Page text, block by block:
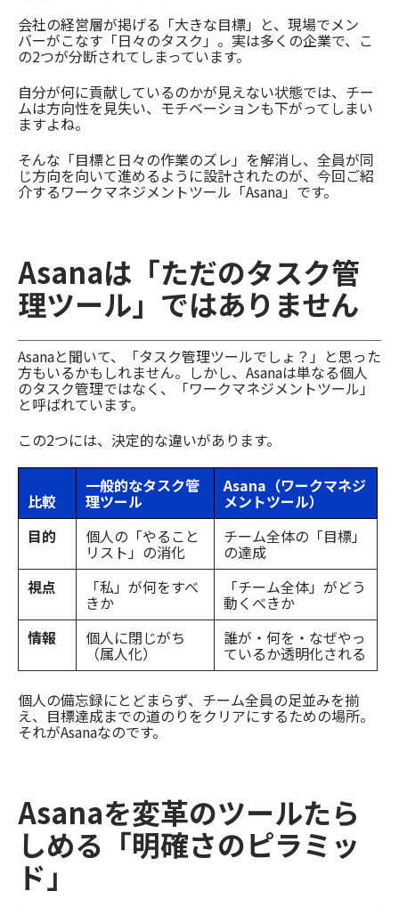
会社の経営層が掲げる「大きな目標」と、現場でメン
バーがこなす「日々のタスク」。実は多くの企業で、こ
の2つが分断されてしまっています。
自分が何に貢献しているのかが見えない状態では、チー
ムは方向性を見失い、モチベーションも下がってしまい
ますよね。
そんな「目標と日々の作業のズレ」を解消し、全員が同
じ方向を向いて進めるように設計されたのが、今回ご紹
介するワークマネジメントツール「Asana」です。
Asanaは「ただのタスク管
理ツール」ではありません
Asanaと聞いて、「タスク管理ツールでしょ？」と思った
方もいるかもしれません。しかし、Asanaは単なる個人
のタスク管理ではなく、「ワークマネジメントツール」
と呼ばれています。
この2つには、決定的な違いがあります。
比較
一般的なタスク管
理ツール
Asana（ワークマネジ
メントツール）
目的
個人の「やること
リスト」の消化
チーム全体の「目標」
の達成
視点
「私」が何をすべ
きか
「チーム全体」がどう
動くべきか
情報
個人に閉じがち
（属人化）
誰が・何を・なぜやっ
ているか透明化される
個人の備忘録にとどまらず、チーム全員の足並みを揃
え、目標達成までの道のりをクリアにするための場所。
それがAsanaなのです。
Asanaを変革のツールたら
しめる「明確さのピラミッ
ド」